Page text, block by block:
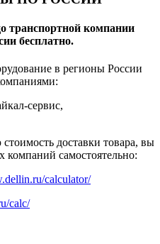
транспортной компании
бесплатно.
в регионы России
сервис,
доставки товара, вы
компаний самостоятельно:
calculator/
calc/